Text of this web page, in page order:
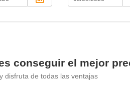
conseguir el mejor
disfruta de todas las ventajas